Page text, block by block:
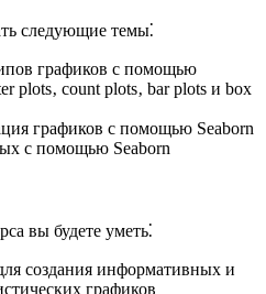
следующие темы⁚
графиков с помощью
plots‚ count plots‚ bar plots и box
графиков с помощью Seaborn
с помощью Seaborn
вы будете уметь⁚
создания информативных и
графиков